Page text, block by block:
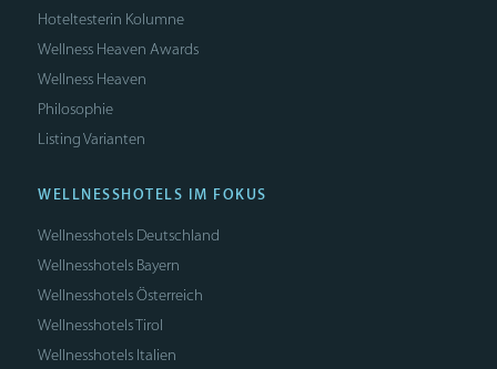
Hoteltesterin Kolumne
Wellness Heaven Awards
Wellness Heaven
Philosophie
Listing Varianten
WELLNESSHOTELS IM FOKUS
Wellnesshotels Deutschland
Wellnesshotels Bayern
Wellnesshotels Österreich
Wellnesshotels Tirol
Wellnesshotels Italien